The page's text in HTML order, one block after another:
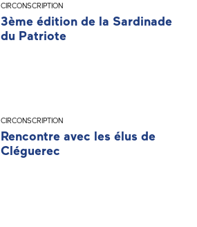
CIRCONSCRIPTION
3ème édition de la Sardinade
du Patriote
CIRCONSCRIPTION
Rencontre avec les élus de
Cléguerec